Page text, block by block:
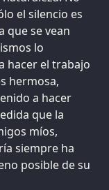
el silencio es
que se vean
lo
hacer el trabajo
hermosa,
a hacer
que la
míos,
siempre ha
posible de su